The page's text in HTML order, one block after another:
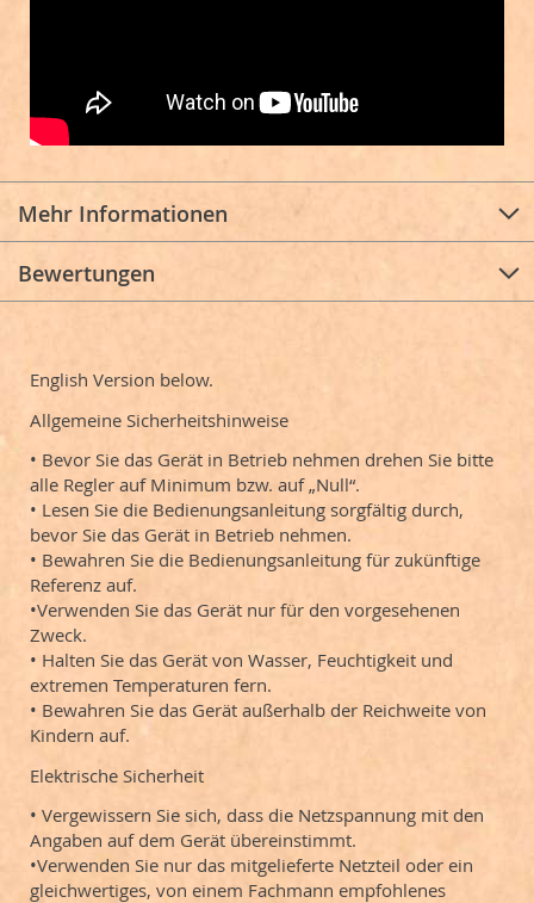
Mehr Informationen
Bewertungen
English Version below.
Allgemeine Sicherheitshinweise
• Bevor Sie das Gerät in Betrieb nehmen drehen Sie bitte
alle Regler auf Minimum bzw. auf „Null“.
• Lesen Sie die Bedienungsanleitung sorgfältig durch,
bevor Sie das Gerät in Betrieb nehmen.
• Bewahren Sie die Bedienungsanleitung für zukünftige
Referenz auf.
•Verwenden Sie das Gerät nur für den vorgesehenen
Zweck.
• Halten Sie das Gerät von Wasser, Feuchtigkeit und
extremen Temperaturen fern.
• Bewahren Sie das Gerät außerhalb der Reichweite von
Kindern auf.
Elektrische Sicherheit
• Vergewissern Sie sich, dass die Netzspannung mit den
Angaben auf dem Gerät übereinstimmt.
•Verwenden Sie nur das mitgelieferte Netzteil oder ein
gleichwertiges, von einem Fachmann empfohlenes